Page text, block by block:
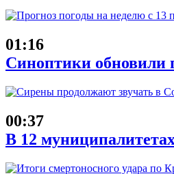
01:16
Синоптики обновили
00:37
В 12